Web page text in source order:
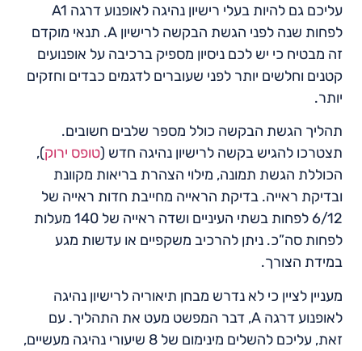
עליכם גם להיות בעלי רישיון נהיגה לאופנוע דרגה A1
לפחות שנה לפני הגשת הבקשה לרישיון A. תנאי מוקדם
זה מבטיח כי יש לכם ניסיון מספיק ברכיבה על אופנועים
קטנים וחלשים יותר לפני שעוברים לדגמים כבדים וחזקים
יותר.
תהליך הגשת הבקשה כולל מספר שלבים חשובים.
תצטרכו להגיש בקשה לרישיון נהיגה חדש (טופס ירוק),
הכוללת הגשת תמונה, מילוי הצהרת בריאות מקוונת
ובדיקת ראייה. בדיקת הראייה מחייבת חדות ראייה של
6/12 לפחות בשתי העיניים ושדה ראייה של 140 מעלות
לפחות סה”כ. ניתן להרכיב משקפיים או עדשות מגע
במידת הצורך.
מעניין לציין כי לא נדרש מבחן תיאוריה לרישיון נהיגה
לאופנוע דרגה A, דבר המפשט מעט את התהליך. עם
זאת, עליכם להשלים מינימום של 8 שיעורי נהיגה מעשיים,